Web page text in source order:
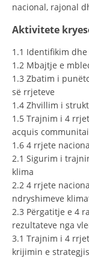
nacional, rajonal
Aktivitete
1.1 Identifikim
1.2 Mbajtje e
1.3 Zbatim i
së rrjeteve
1.4 Zhvillim i
1.5 Trajnim i 4
acquis
1.6 4 rrjete
2.1 Sigurim i
klima
2.2 4 rrjete
ndryshimeve
2.3 Përgatitje e 4
rezultateve nga
3.1 Trajnim i 4
krijimin e